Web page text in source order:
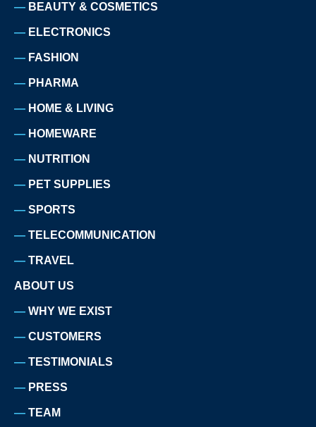
BEAUTY & COSMETICS
ELECTRONICS
FASHION
PHARMA
HOME & LIVING
HOMEWARE
NUTRITION
PET SUPPLIES
SPORTS
TELECOMMUNICATION
TRAVEL
ABOUT US
WHY WE EXIST
CUSTOMERS
TESTIMONIALS
PRESS
TEAM